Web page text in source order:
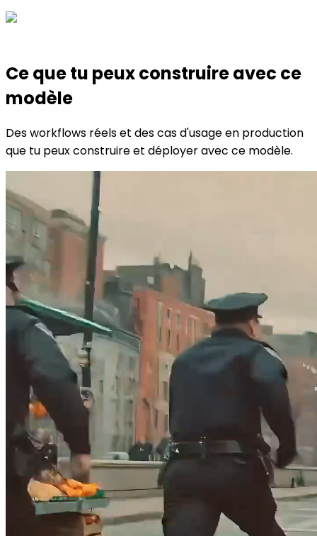
Ce que tu peux construire avec ce
modèle
Des workflows réels et des cas d'usage en production
que tu peux construire et déployer avec ce modèle.